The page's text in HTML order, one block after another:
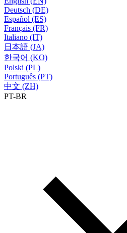
Deutsch (DE)
Español (ES)
Français (FR)
Italiano (IT)
日本語 (JA)
한국어 (KO)
Polski (PL)
Português (PT)
中文 (ZH)
PT-BR